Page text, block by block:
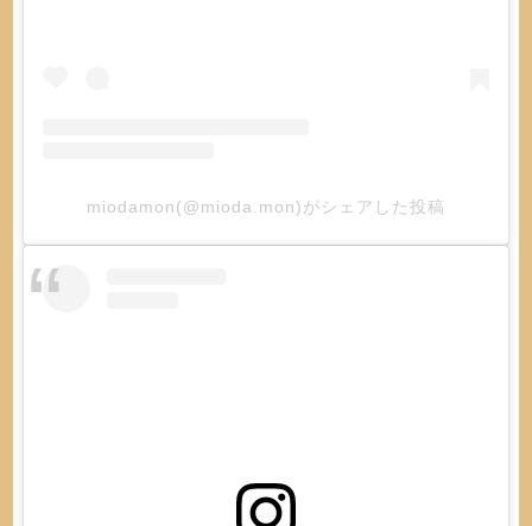
miodamon(@mioda.mon)がシェアした投稿